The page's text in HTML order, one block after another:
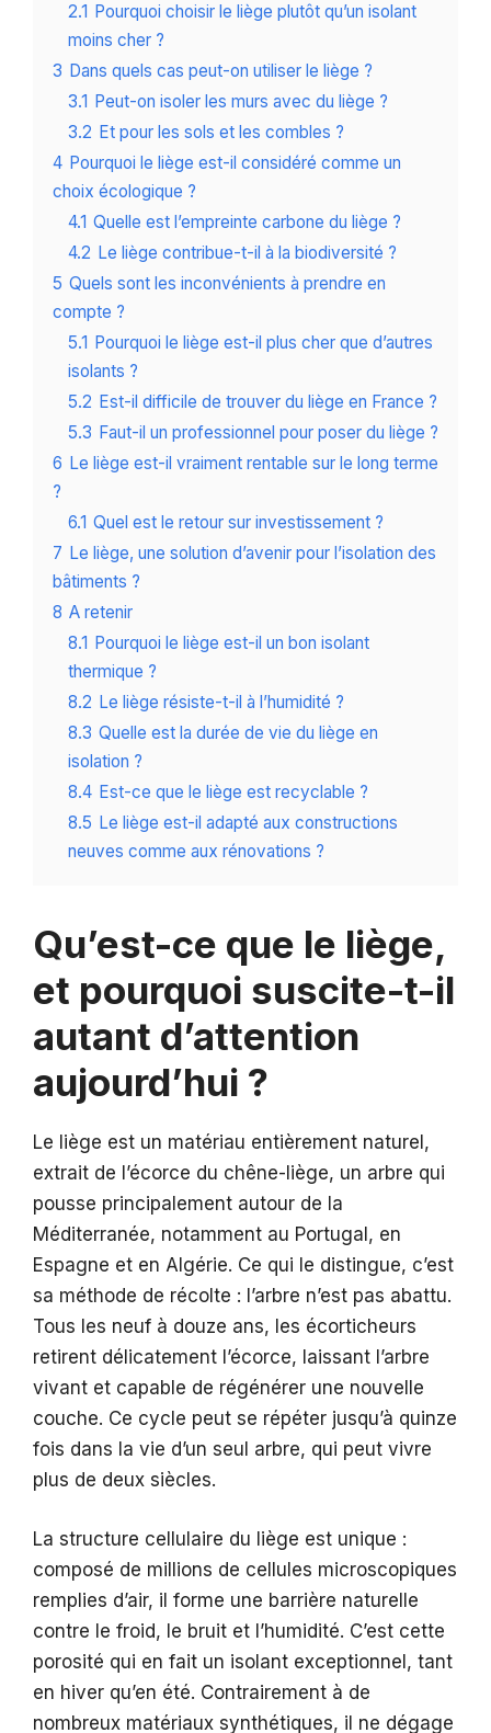
2.1 Pourquoi choisir le liège plutôt qu’un isolant
moins cher ?
3 Dans quels cas peut-on utiliser le liège ?
3.1 Peut-on isoler les murs avec du liège ?
3.2 Et pour les sols et les combles ?
4 Pourquoi le liège est-il considéré comme un
choix écologique ?
4.1 Quelle est l’empreinte carbone du liège ?
4.2 Le liège contribue-t-il à la biodiversité ?
5 Quels sont les inconvénients à prendre en
compte ?
5.1 Pourquoi le liège est-il plus cher que d’autres
isolants ?
5.2 Est-il difficile de trouver du liège en France ?
5.3 Faut-il un professionnel pour poser du liège ?
6 Le liège est-il vraiment rentable sur le long terme
?
6.1 Quel est le retour sur investissement ?
7 Le liège, une solution d’avenir pour l’isolation des
bâtiments ?
8 A retenir
8.1 Pourquoi le liège est-il un bon isolant
thermique ?
8.2 Le liège résiste-t-il à l’humidité ?
8.3 Quelle est la durée de vie du liège en
isolation ?
8.4 Est-ce que le liège est recyclable ?
8.5 Le liège est-il adapté aux constructions
neuves comme aux rénovations ?
Qu’est-ce que le liège,
et pourquoi suscite-t-il
autant d’attention
aujourd’hui ?
Le liège est un matériau entièrement naturel,
extrait de l’écorce du chêne-liège, un arbre qui
pousse principalement autour de la
Méditerranée, notamment au Portugal, en
Espagne et en Algérie. Ce qui le distingue, c’est
sa méthode de récolte : l’arbre n’est pas abattu.
Tous les neuf à douze ans, les écorticheurs
retirent délicatement l’écorce, laissant l’arbre
vivant et capable de régénérer une nouvelle
couche. Ce cycle peut se répéter jusqu’à quinze
fois dans la vie d’un seul arbre, qui peut vivre
plus de deux siècles.
La structure cellulaire du liège est unique :
composé de millions de cellules microscopiques
remplies d’air, il forme une barrière naturelle
contre le froid, le bruit et l’humidité. C’est cette
porosité qui en fait un isolant exceptionnel, tant
en hiver qu’en été. Contrairement à de
nombreux matériaux synthétiques, il ne dégage